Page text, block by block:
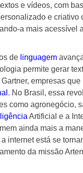
e vídeos, com
e criativo
a mais acessível
de linguagem
permite gerar
empresas
. No Brasil, essa
como agronegócio,
Artificial e a
ainda mais a
internet está se
da missão